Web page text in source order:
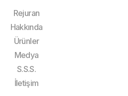
Rejuran
Hakkında
Ürünler
Medya
S.S.S.
İletişim